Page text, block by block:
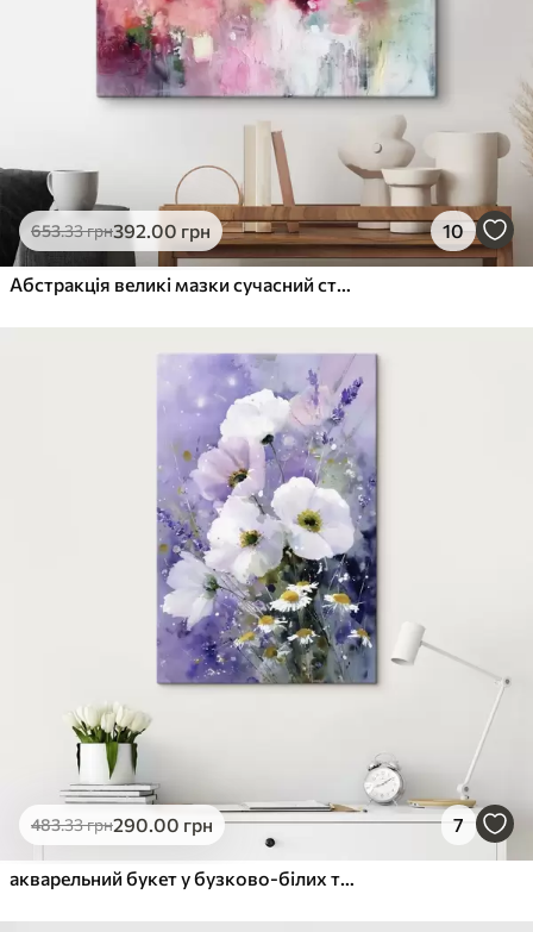
653.33грн392.00 грн 10
Абстракція великі мазки сучасний стиль
483.33грн290.00 грн 7
акварельний букет у бузково-білих тонах